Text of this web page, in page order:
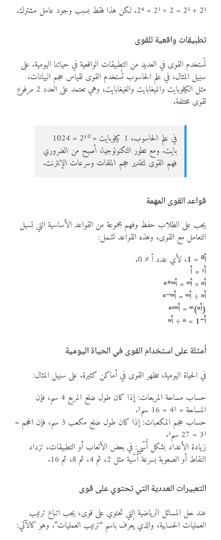
2³ + 2³ = 2 × 2³ = 2⁴. لكن هذا فقط بسبب وجود عامل مشترك.
تطبيقات واقعية للقوى
تُستخدم القوى في العديد من التطبيقات الواقعية في حياتنا اليومية. على
سبيل المثال، في علم الحاسوب تُستخدم القوى لقياس حجم البيانات،
مثل الكيلوبايت والميغابايت والغيغابايت، وهي تعتمد على العدد 2 مرفوع
لقوى مختلفة.
في علم الحاسوب، 1 كيلوبايت = 2¹⁰ = 1024
بايت. ومع تطور التكنولوجيا، أصبح من الضروري
فهم القوى لتقدير حجم الملفات وسرعات الإنترنت.
قواعد القوى المهمة
يجب على الطلاب حفظ وفهم مجموعة من القواعد الأساسية التي تسهل
التعامل مع القوى، وهذه القواعد تشمل:
أ⁰ = 1
، لأي عدد أ ≠ 0.
أ¹ = أ
أⁿ × أᵐ = أⁿ⁺ᵐ
أⁿ ÷ أᵐ = أⁿ⁻ᵐ
(أⁿ)ᵐ = أⁿˣᵐ
أ⁻ⁿ = 1 ÷ أⁿ
أمثلة على استخدام القوى في الحياة اليومية
في الحياة اليومية، تظهر القوى في أماكن كثيرة. على سبيل المثال:
حساب مساحة المربعات: إذا كان طول ضلع المربع 4 سم، فإن
المساحة = 4² = 16 سم².
حساب حجم المكعبات: إذا كان طول ضلع مكعب 3 سم، فإن الحجم =
3³ = 27 سم³.
زيادة الأعداد بشكل أُسّي: في بعض الألعاب أو التطبيقات، تزداد
النقاط أو الصعوبة بسرعة أُسّية مثل 2، ثم 4، ثم 8، ثم 16.
التعبيرات العددية التي تحتوي على قوى
عند حل المسائل الرياضية التي تحتوي على قوى، يجب اتباع ترتيب
العمليات الحسابية، والذي يُعرف باسم “ترتيب العمليات”. وهو كالآتي: